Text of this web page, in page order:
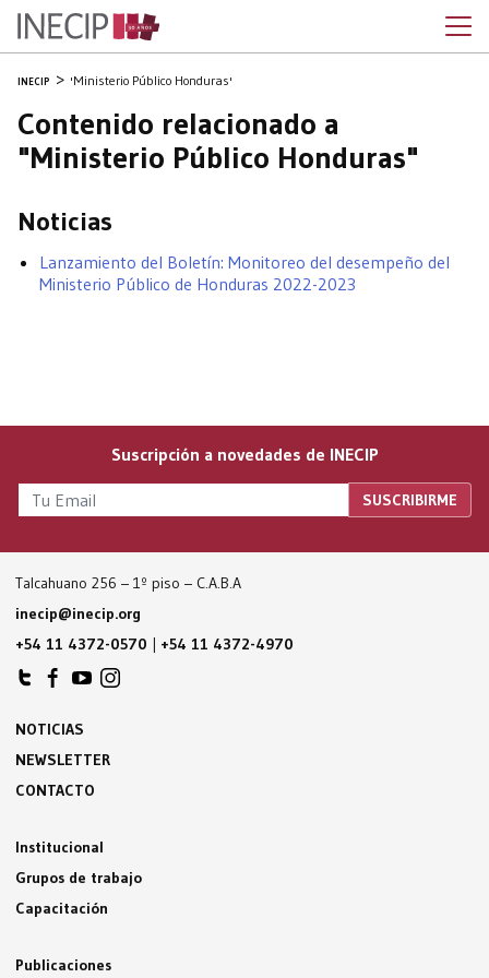
INECIP 'Ministerio Público Honduras'
Contenido relacionado a
"Ministerio Público Honduras"
Noticias
Lanzamiento del Boletín: Monitoreo del desempeño del
Ministerio Público de Honduras 2022-2023
Suscripción a novedades de INECIP
Talcahuano 256 – 1º piso – C.A.B.A
inecip@inecip.org
+54 11 4372-0570 | +54 11 4372-4970
NOTICIAS
NEWSLETTER
CONTACTO
Institucional
Grupos de trabajo
Capacitación
Publicaciones